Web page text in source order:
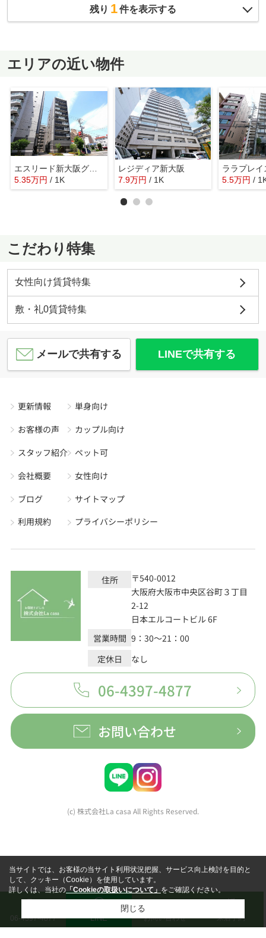
残り 1件を表示する
エリアの近い物件
エスリード新大阪グランゲートノース
5.35万円 / 1K
レジディア新大阪
7.9万円 / 1K
ララプレ
5.5万円 /
こだわり特集
女性向け賃貸特集
敷・礼0賃貸特集
メールで共有する LINEで共有する
更新情報
お客様の声
スタッフ紹介
会社概要
ブログ
利用規約
単身向け
カップル向け
ペット可
女性向け
サイトマップ
プライバシーポリシー
住所
〒540-0012
大阪府大阪市中央区谷町３丁目
2-12
日本エルコートビル 6F
営業時間 9：30～21：00
定休日
なし
06-4397-4877
お問い合わせ
(c) 株式会社La casa All Rights Reserved.
06-4397-4877 LINE お問い合わせ 来店予約
当サイトでは、お客様の当サイト利用状況把握、サービス向上検討を目的と
して、クッキー（Cookie）を使用しています。
詳しくは、当社の「Cookieの取扱いについて」をご確認ください。
閉じる